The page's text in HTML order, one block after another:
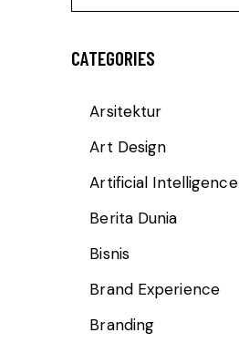
CATEGORIES
Arsitektur
Art Design
Artificial Intelligence
Berita Dunia
Bisnis
Brand Experience
Branding